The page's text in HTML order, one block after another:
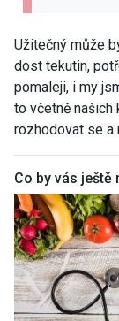
Užitečný může
dost tekutin,
pomaleji, i my
to včetně
rozhodovat se a
Co by vás